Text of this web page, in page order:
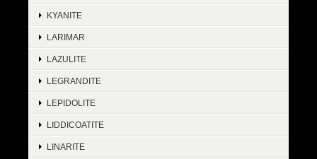
KYANITE
LARIMAR
LAZULITE
LEGRANDITE
LEPIDOLITE
LIDDICOATITE
LINARITE